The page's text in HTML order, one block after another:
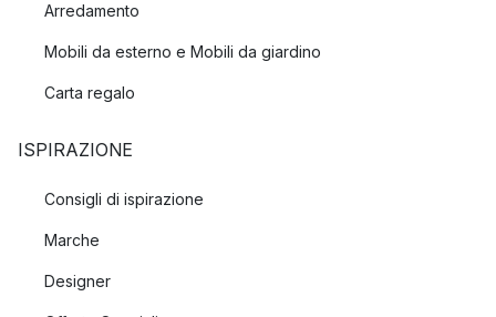
Arredamento
Mobili da esterno e Mobili da giardino
Carta regalo
ISPIRAZIONE
Consigli di ispirazione
Marche
Designer